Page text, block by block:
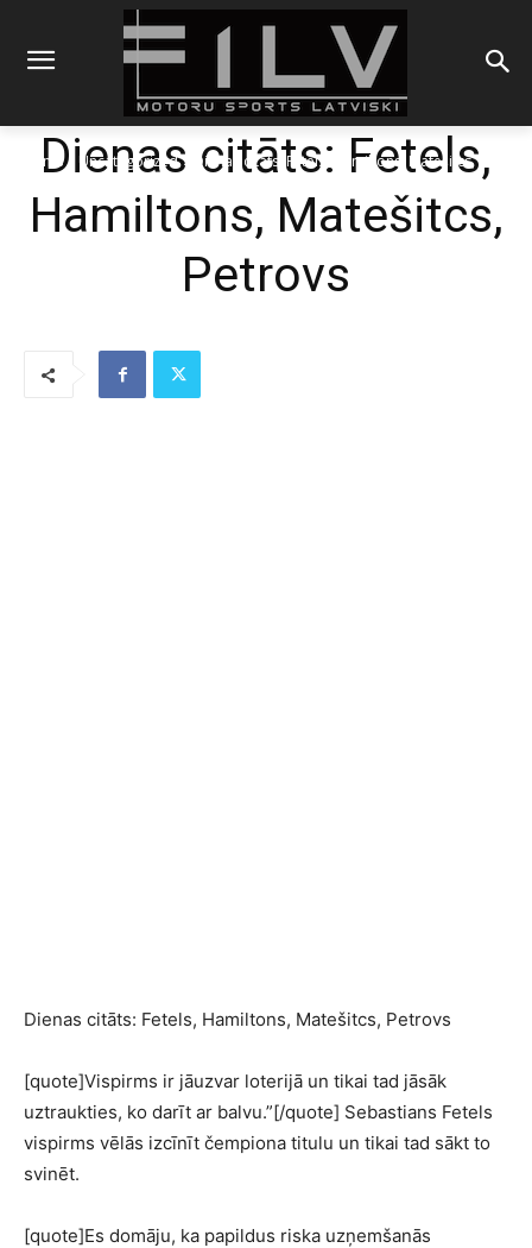
Sākums Uncategorized Dienas citāts: Fetels, Hamiltons, Matešitcs, Petrovs
Dienas citāts: Fetels,
Hamiltons, Matešitcs,
Petrovs
Dienas citāts: Fetels, Hamiltons, Matešitcs, Petrovs
[quote]Vispirms ir jāuzvar loterijā un tikai tad jāsāk
uztraukties, ko darīt ar balvu.”[/quote] Sebastians Fetels
vispirms vēlās izcīnīt čempiona titulu un tikai tad sākt to
svinēt.
[quote]Es domāju, ka papildus riska uzņemšanās